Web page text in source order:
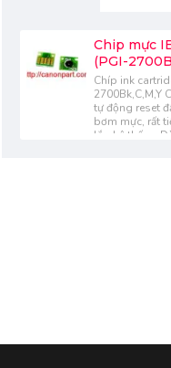
Chip mực
(PGI-
Chíp ink
2700Bk,C,M,Y
tự động reset
bơm mực, rất
lắp hệ thống